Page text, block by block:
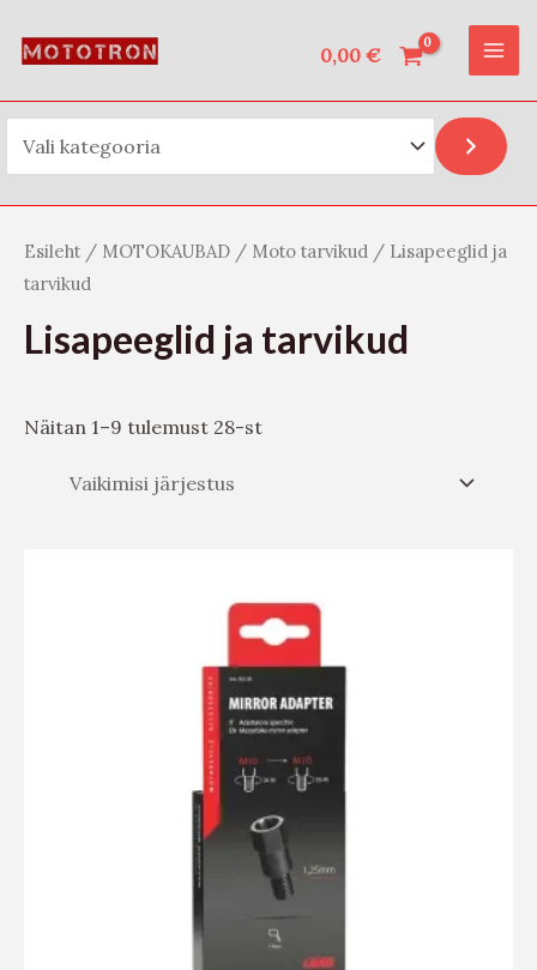
0,00 €
t
s
Esileht / MOTOKAUBAD / Moto tarvikud / Lisapeeglid ja
tarvikud
Lisapeeglid ja tarvikud
Näitan 1–9 tulemust 28-st